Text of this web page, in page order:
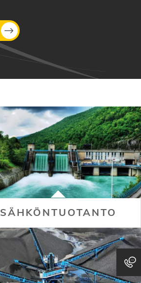
SÄHKÖNTUOTANTO